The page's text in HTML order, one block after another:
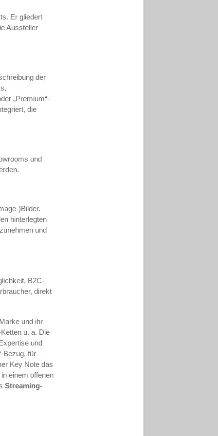
Er gliedert
Aussteller
der
„Premium“-
die
und
)Bilder.
hinterlegten
und
B2C-
direkt
und ihr
u. a. Die
und
Bezug, für
Key Note das
einem offenen
Streaming-